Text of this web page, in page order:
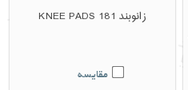
زانوبند 181 KNEE PADS
مقایسه